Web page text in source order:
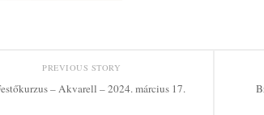
PREVIOUS STORY
– Akvarell – 2024. március 17.